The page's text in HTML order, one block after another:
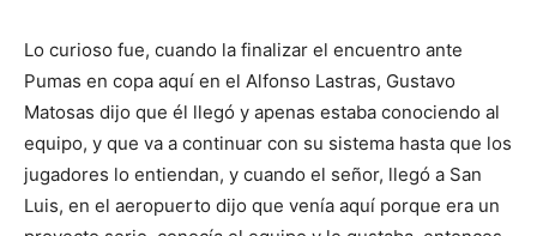
Lo curioso fue, cuando la finalizar el encuentro ante
Pumas en copa aquí en el Alfonso Lastras, Gustavo
Matosas dijo que él llegó y apenas estaba conociendo al
equipo, y que va a continuar con su sistema hasta que los
jugadores lo entiendan, y cuando el señor, llegó a San
Luis, en el aeropuerto dijo que venía aquí porque era un